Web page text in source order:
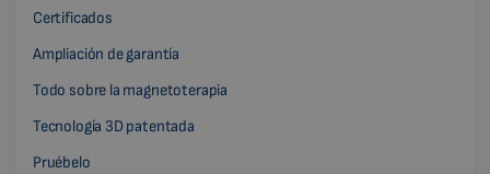
Certificados
Ampliación de garantía
Todo sobre la magnetoterapia
Tecnología 3D patentada
Pruébelo